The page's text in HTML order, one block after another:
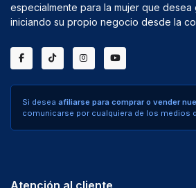
especialmente para la mujer que desea
iniciando su propio negocio desde la
Si desea afiliarse para comprar o vender
comunicarse por cualquiera de los medios
Atención al cliente